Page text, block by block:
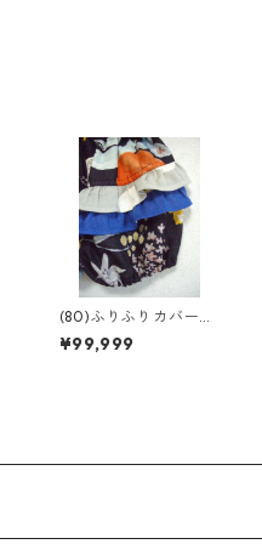
(80)ふりふりカバーパ
ンツ
¥99,999